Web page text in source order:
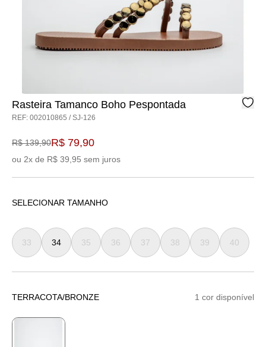
Rasteira Tamanco Boho Pespontada
REF: 002010865 / SJ-126
R$ 139,90R$ 79,90
ou 2x de R$ 39,95 sem juros
SELECIONAR TAMANHO
33 34 35 36 37 38 39 40
TERRACOTA/BRONZE 1 cor disponível